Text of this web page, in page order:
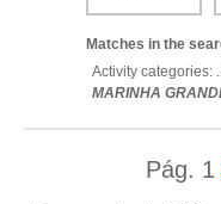
Matches in the
Activity categories:
MARINHA
Pág. 1